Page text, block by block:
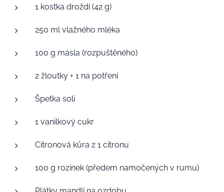
1 kostka droždí (42 g)
250 ml vlažného mléka
100 g másla (rozpuštěného)
2 žloutky + 1 na potření
Špetka soli
1 vanilkový cukr
Citronová kůra z 1 citronu
100 g rozinek (předem namočených v rumu)